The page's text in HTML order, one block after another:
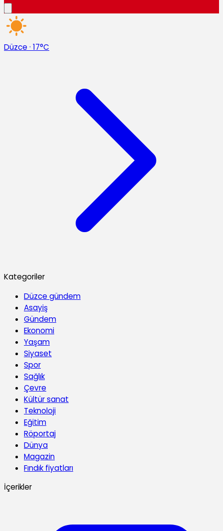
Düzce · 17°C
Kategoriler
Düzce gündem
Asayiş
Gündem
Ekonomi
Yaşam
Siyaset
Spor
Sağlık
Çevre
Kültür sanat
Teknoloji
Eğitim
Röportaj
Dünya
Magazin
Fındık fiyatları
İçerikler